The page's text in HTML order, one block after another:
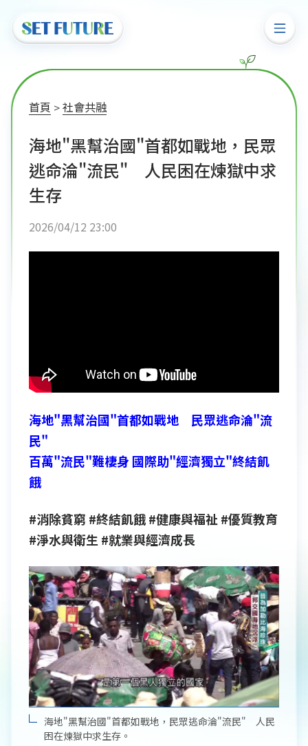
首頁 社會共融
海地"黑幫治國"首都如戰地，民眾
逃命淪"流民" 人民困在煉獄中求
生存
2026/04/12 23:00
海地"黑幫治國"首都如戰地 民眾逃命淪"流
民"
百萬"流民"難棲身 國際助"經濟獨立"終結飢
餓
#消除貧窮 #終結飢餓 #健康與福祉 #優質教育
#淨水與衛生 #就業與經濟成長
海地"黑幫治國"首都如戰地，民眾逃命淪"流民" 人民
困在煉獄中求生存。